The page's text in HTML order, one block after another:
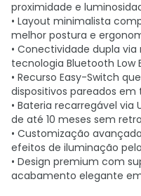
proximidade e
• Layout minimalista
melhor postura e
• Conectividade dupla via
tecnologia Bluetooth Low
• Recurso Easy-Switch
dispositivos pareados em
• Bateria recarregável
de até 10 meses sem
• Customização
efeitos de iluminação
• Design premium com
acabamento elegante